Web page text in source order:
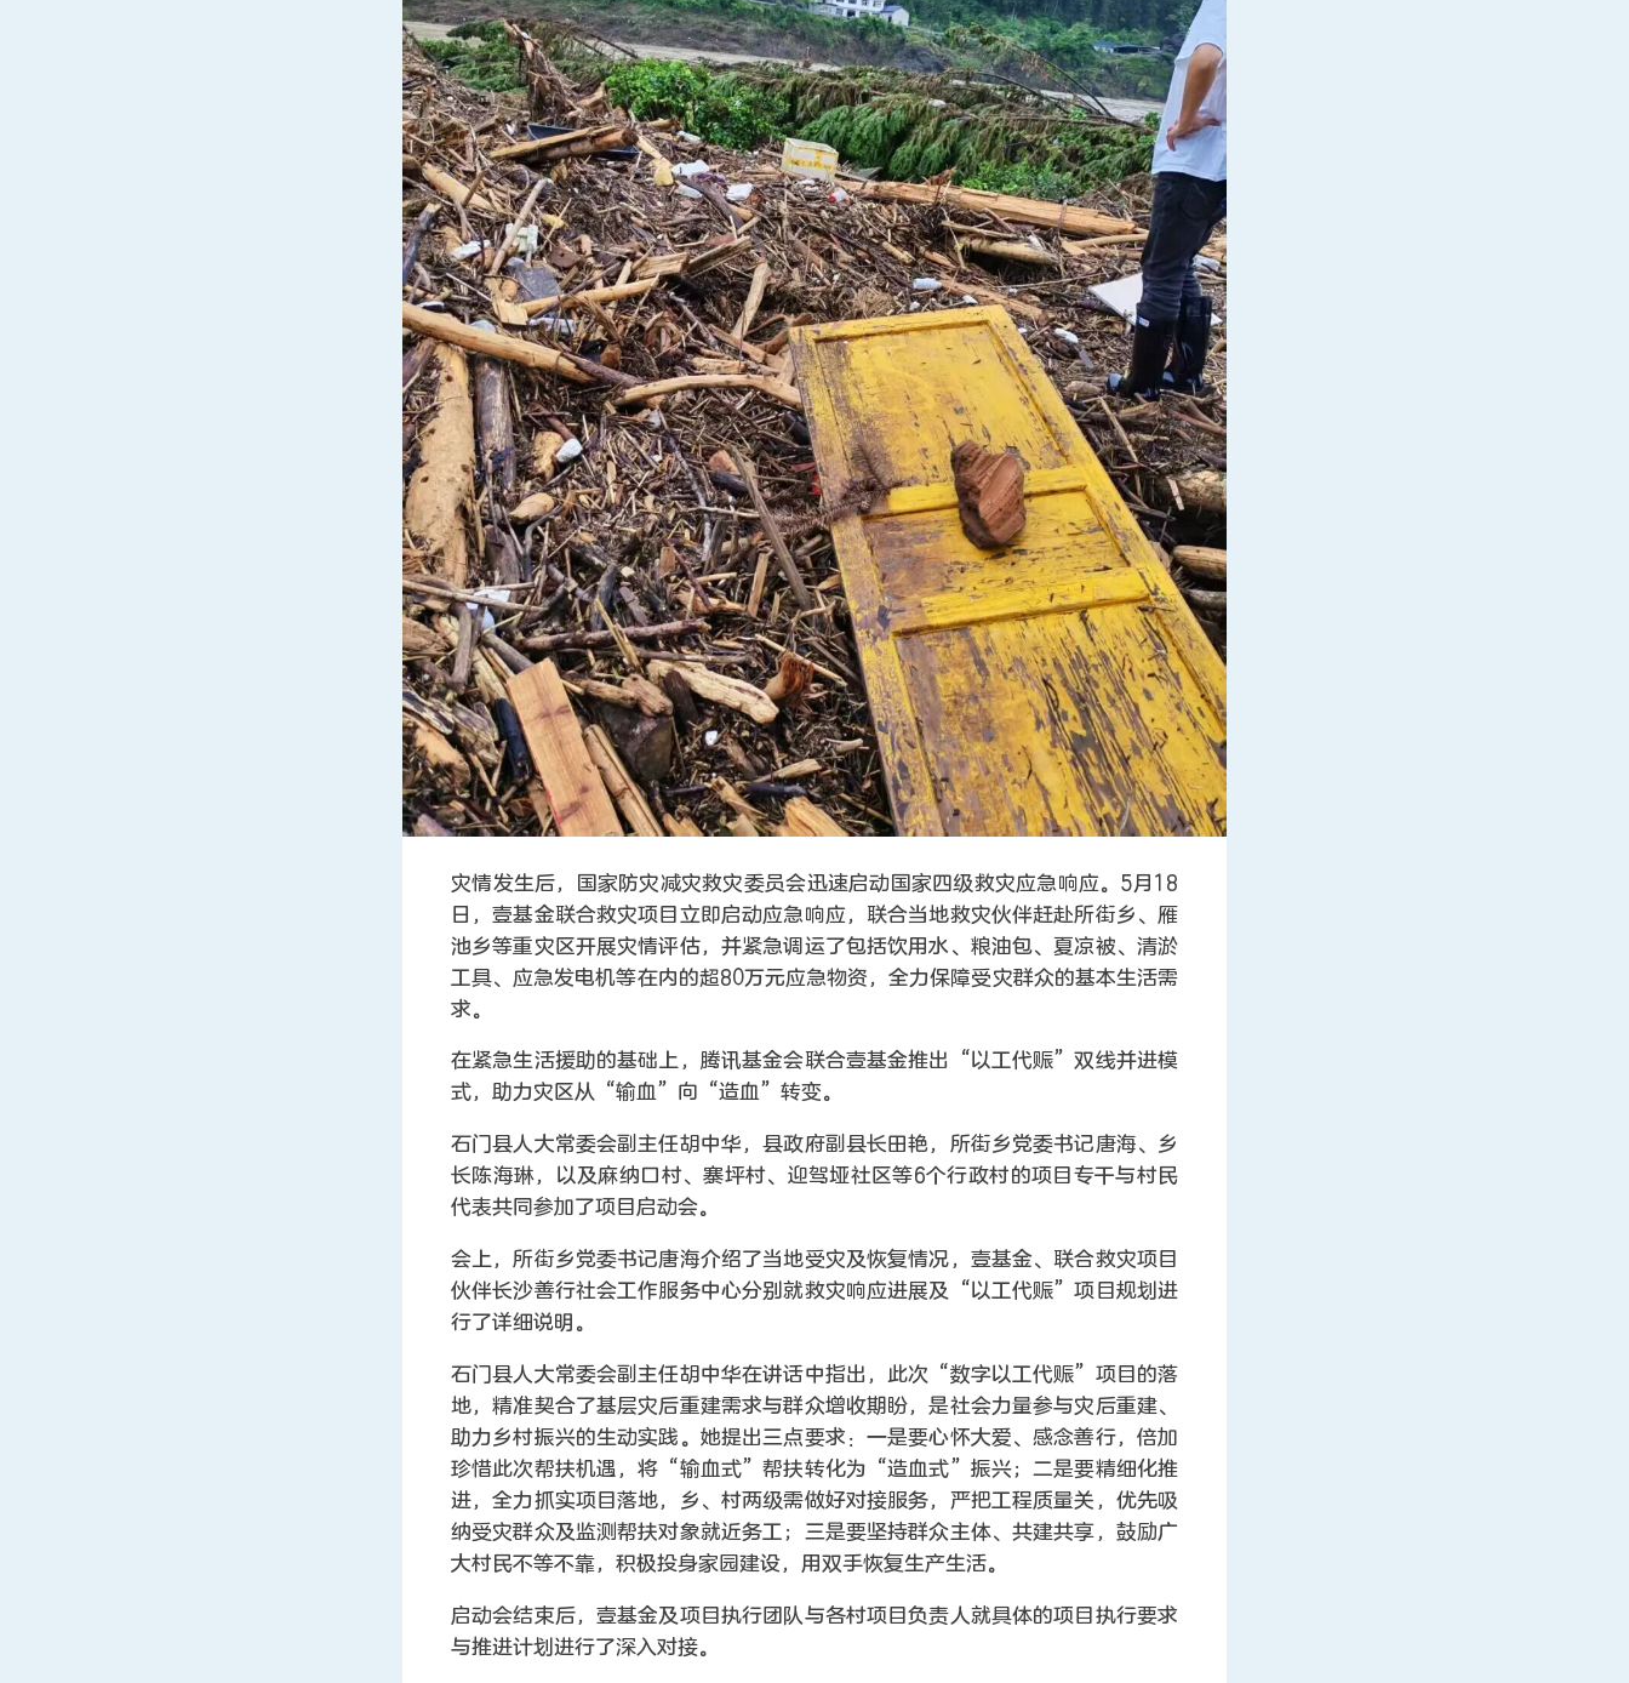
灾情发生后，国家防灾减灾救灾委员会迅速启动国家四级救灾应急响应。5月18
日，壹基金联合救灾项目立即启动应急响应，联合当地救灾伙伴赶赴所街乡、雁
池乡等重灾区开展灾情评估，并紧急调运了包括饮用水、粮油包、夏凉被、清淤
工具、应急发电机等在内的超80万元应急物资，全力保障受灾群众的基本生活需
求。
在紧急生活援助的基础上，腾讯基金会联合壹基金推出“以工代赈”双线并进模
式，助力灾区从“输血”向“造血”转变。
石门县人大常委会副主任胡中华，县政府副县长田艳，所街乡党委书记唐海、乡
长陈海琳，以及麻纳口村、寨坪村、迎驾垭社区等6个行政村的项目专干与村民
代表共同参加了项目启动会。
会上，所街乡党委书记唐海介绍了当地受灾及恢复情况，壹基金、联合救灾项目
伙伴长沙善行社会工作服务中心分别就救灾响应进展及“以工代赈”项目规划进
行了详细说明。
石门县人大常委会副主任胡中华在讲话中指出，此次“数字以工代赈”项目的落
地，精准契合了基层灾后重建需求与群众增收期盼，是社会力量参与灾后重建、
助力乡村振兴的生动实践。她提出三点要求：一是要心怀大爱、感念善行，倍加
珍惜此次帮扶机遇，将“输血式”帮扶转化为“造血式”振兴；二是要精细化推
进，全力抓实项目落地，乡、村两级需做好对接服务，严把工程质量关，优先吸
纳受灾群众及监测帮扶对象就近务工；三是要坚持群众主体、共建共享，鼓励广
大村民不等不靠，积极投身家园建设，用双手恢复生产生活。
启动会结束后，壹基金及项目执行团队与各村项目负责人就具体的项目执行要求
与推进计划进行了深入对接。